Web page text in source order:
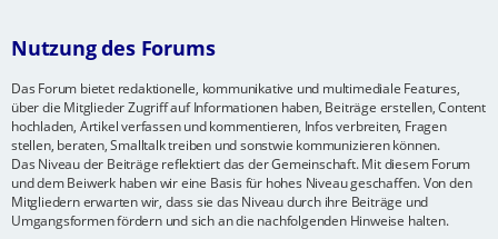
Nutzung des Forums
Das Forum bietet redaktionelle, kommunikative und multimediale Features,
über die Mitglieder Zugriff auf Informationen haben, Beiträge erstellen, Content
hochladen, Artikel verfassen und kommentieren, Infos verbreiten, Fragen
stellen, beraten, Smalltalk treiben und sonstwie kommunizieren können.
Das Niveau der Beiträge reflektiert das der Gemeinschaft. Mit diesem Forum
und dem Beiwerk haben wir eine Basis für hohes Niveau geschaffen. Von den
Mitgliedern erwarten wir, dass sie das Niveau durch ihre Beiträge und
Umgangsformen fördern und sich an die nachfolgenden Hinweise halten.